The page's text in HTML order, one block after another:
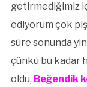
getirmediğimiz
ediyorum çok
süre sonunda
çünkü bu kadar
oldu, Beğendik